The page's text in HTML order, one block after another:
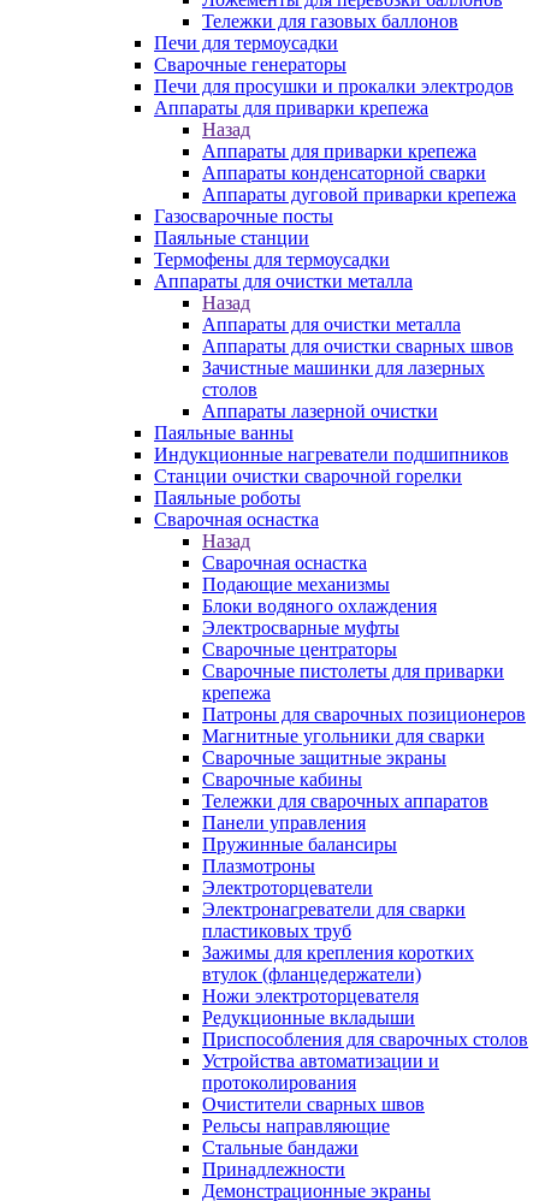
Тележки для газовых баллонов
Печи для термоусадки
Сварочные генераторы
Печи для просушки и прокалки электродов
Аппараты для приварки крепежа
Назад
Аппараты для приварки крепежа
Аппараты конденсаторной сварки
Аппараты дуговой приварки крепежа
Газосварочные посты
Паяльные станции
Термофены для термоусадки
Аппараты для очистки металла
Назад
Аппараты для очистки металла
Аппараты для очистки сварных швов
Зачистные машинки для лазерных
столов
Аппараты лазерной очистки
Паяльные ванны
Индукционные нагреватели подшипников
Станции очистки сварочной горелки
Паяльные роботы
Сварочная оснастка
Назад
Сварочная оснастка
Подающие механизмы
Блоки водяного охлаждения
Электросварные муфты
Сварочные центраторы
Сварочные пистолеты для приварки
крепежа
Патроны для сварочных позиционеров
Магнитные угольники для сварки
Сварочные защитные экраны
Сварочные кабины
Тележки для сварочных аппаратов
Панели управления
Пружинные балансиры
Плазмотроны
Электроторцеватели
Электронагреватели для сварки
пластиковых труб
Зажимы для крепления коротких
втулок (фланцедержатели)
Ножи электроторцевателя
Редукционные вкладыши
Приспособления для сварочных столов
Устройства автоматизации и
протоколирования
Очистители сварных швов
Рельсы направляющие
Стальные бандажи
Принадлежности
Демонстрационные экраны